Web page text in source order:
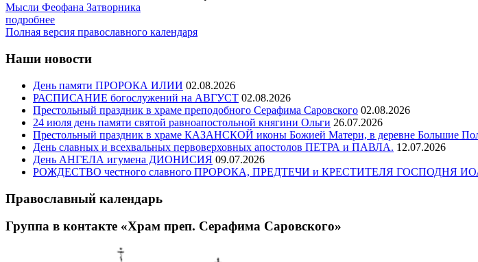
Мысли Феофана Затворника
подробнее
Полная версия православного календаря
Наши новости
День памяти ПРОРОКА ИЛИИ 02.08.2026
РАСПИСАНИЕ богослужений на АВГУСТ 02.08.2026
Престольный праздник в храме преподобного Серафима Саровского 02.08.2026
24 июля день памяти святой равноапостольной княгини Ольги 26.07.2026
Престольный праздник в храме КАЗАНСКОЙ иконы Божией Матери, в деревне Большие
День славных и всехвальных первоверховных апостолов ПЕТРА и ПАВЛА. 12.07.2026
День АНГЕЛА игумена ДИОНИСИЯ 09.07.2026
РОЖДЕСТВО честного славного ПРОРОКА, ПРЕДТЕЧИ и КРЕСТИТЕЛЯ ГОСПОДНЯ
Православный календарь
Группа в контакте «Храм преп. Серафима Саровского»